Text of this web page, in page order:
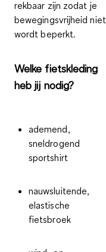
rekbaar zijn zodat je
bewegingsvrijheid niet
wordt beperkt.
Welke fietskleding
heb jij nodig?
ademend,
sneldrogend
sportshirt
nauwsluitende,
elastische
fietsbroek